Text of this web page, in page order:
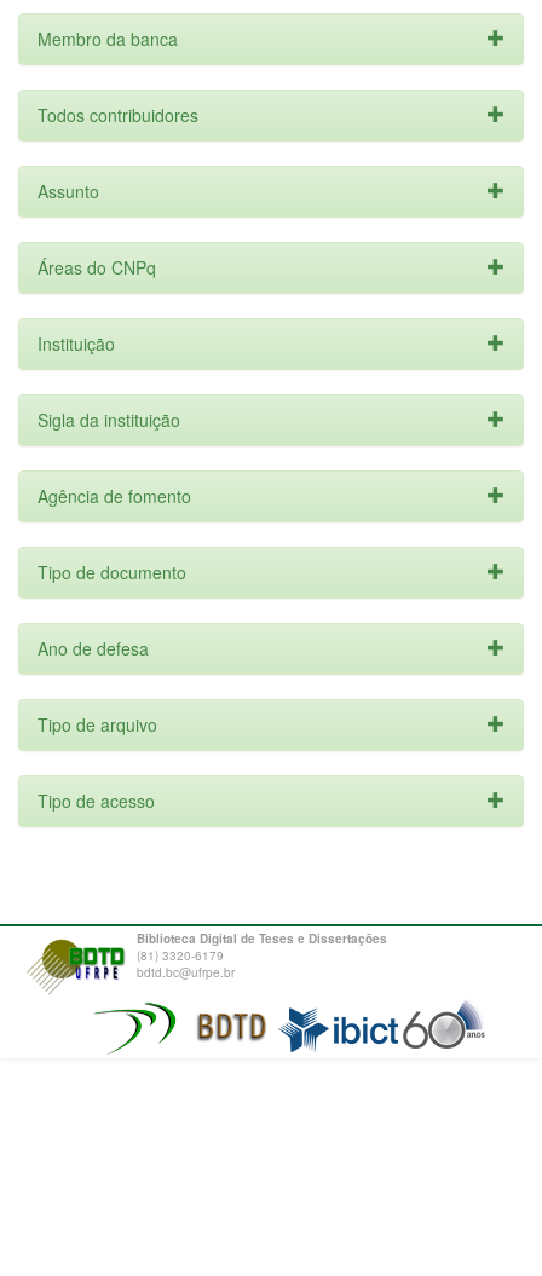
Membro da banca
Todos contribuidores
Assunto
Áreas do CNPq
Instituição
Sigla da instituição
Agência de fomento
Tipo de documento
Ano de defesa
Tipo de arquivo
Tipo de acesso
Biblioteca Digital de Teses e Dissertações
(81) 3320-6179
bdtd.bc@ufrpe.br